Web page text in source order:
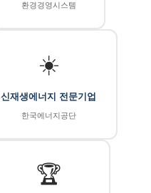
환경경영시스템
☀️
신재생에너지 전문기업
한국에너지공단
🏆